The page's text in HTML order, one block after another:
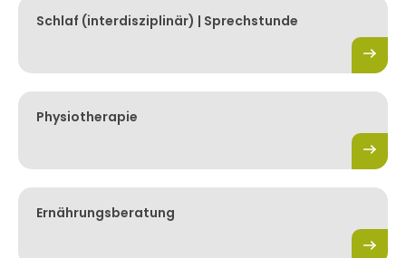
Schlaf (interdisziplinär) | Sprechstunde
Physiotherapie
Ernährungsberatung